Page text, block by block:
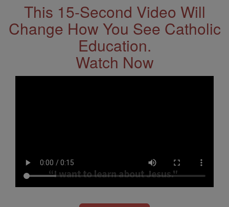
This 15-Second Video Will
Change How You See Catholic
Education.
Watch Now